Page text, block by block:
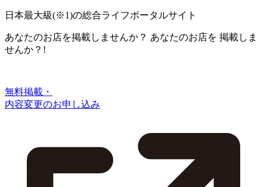
日本最大級(※1)の総合ライフポータルサイト
あなたのお店を掲載しませんか？ あなたのお店を 掲載しま
せんか？!
無料掲載・
内容変更のお申し込み